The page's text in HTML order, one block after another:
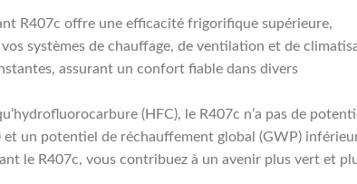
R407c offre une efficacité frigorifique supérieure,
systèmes de chauffage, de ventilation et de
assurant un confort fiable dans divers
(HFC), le R407c n’a pas de
et un potentiel de réchauffement global (GWP)
le R407c, vous contribuez à un avenir plus vert et